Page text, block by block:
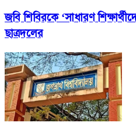
জবি শিবিরকে ‘সাধারণ
ছাত্রদলের